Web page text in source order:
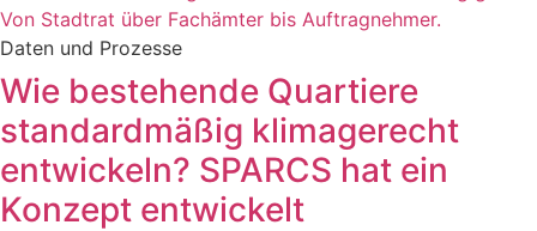
Daten und Prozesse
Wie bestehende Quartiere
standardmäßig klimagerecht
entwickeln? SPARCS hat ein
Konzept entwickelt